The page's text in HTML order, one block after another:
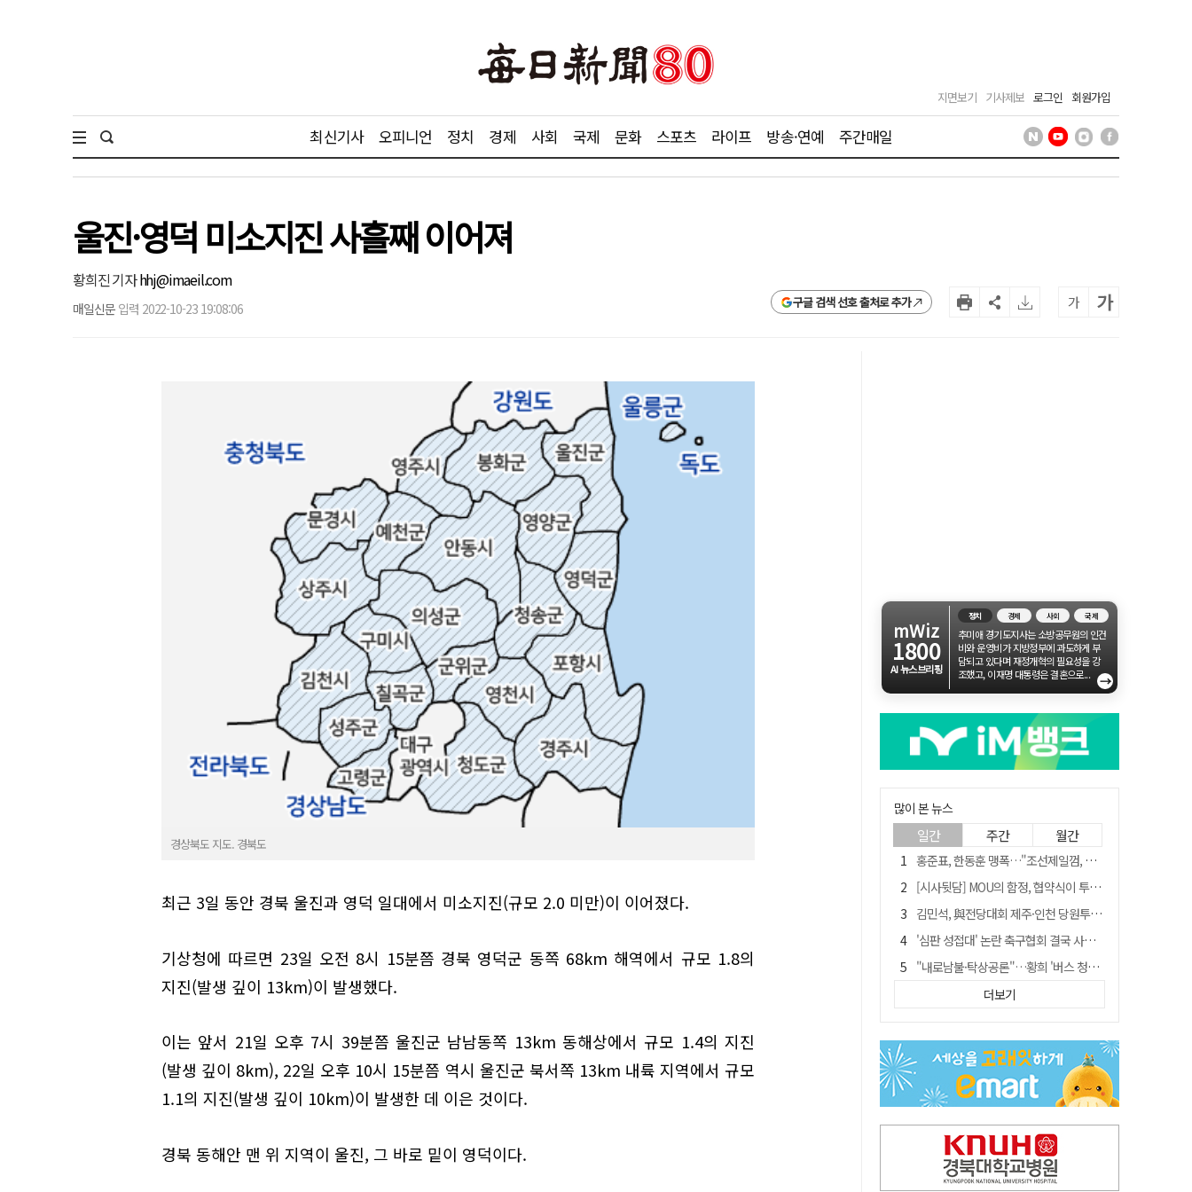
지면보기 기사제보 로그인 회원가입
최신기사 오피니언 정치 경제 사회 국제 문화 스포츠 라이프 방송·연예 주간매일
울진·영덕 미소지진 사흘째 이어져
황희진 기자hhj@imaeil.com
매일신문 입력 2022-10-23 19:08:06 구글 검색 선호 출처로 추가 가 가
경상북도 지도. 경북도
최근 3일 동안 경북 울진과 영덕 일대에서 미소지진(규모 2.0 미만)이 이어졌다.
기상청에 따르면 23일 오전 8시 15분쯤 경북 영덕군 동쪽 68km 해역에서 규모 1.8의
지진(발생 깊이 13km)이 발생했다.
이는 앞서 21일 오후 7시 39분쯤 울진군 남남동쪽 13km 동해상에서 규모 1.4의 지진
(발생 깊이 8km), 22일 오후 10시 15분쯤 역시 울진군 북서쪽 13km 내륙 지역에서 규모
1.1의 지진(발생 깊이 10km)이 발생한 데 이은 것이다.
경북 동해안 맨 위 지역이 울진, 그 바로 밑이 영덕이다.
mWiz
1800
AI 뉴스브리핑
정치 경제 사회 국제
추미애 경기도지사는 소방공무원의 인건
비와 운영비가 지방정부에 과도하게 부
담되고 있다며 재정개혁의 필요성을 강
조했고, 이재명 대통령은 결혼으로...
→
많이 본 뉴스
일간 주간 월간
홍준표, 한동훈 맹폭…"조선제일껌, 권력에 살고 권력에 죽었다"
[시사뒷담] MOU의 함정, 협약식이 투자 확정은 아니긴 해
김민석, 與전당대회 제주·인천 당원투표서 승리…누적 득표는 '초박빙'
'심판 성접대' 논란 축구협회 결국 사과…"깊이 반성, 쇄신하겠다"
"내로남불·탁상공론"…황희 '버스 청년주택' 제안에 與 내부서도 쓴소리
"경로당 통장에 비밀번호가 적혀 있다"…전국 돌며 경로당 13곳 턴 30대 구속
예안향교 대성전, '국가지정 보물로 지정'
휠체어 환자 발로 밀어 숨지게 한 70대 간병인…2심도 집행유예
박권현 청도군수, 국무총리에 "청도 물 공급 최대 3만t 늘려달라"
더보기